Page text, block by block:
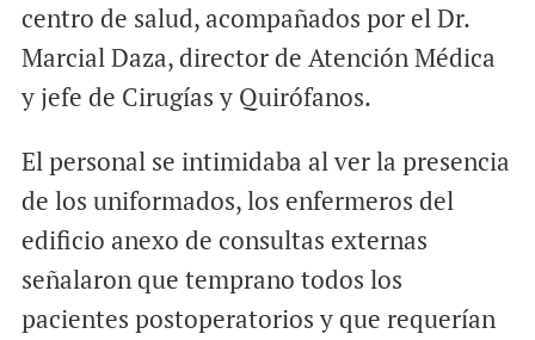
centro de salud, acompañados por el Dr.
Marcial Daza, director de Atención Médica
y jefe de Cirugías y Quirófanos.
El personal se intimidaba al ver la presencia
de los uniformados, los enfermeros del
edificio anexo de consultas externas
señalaron que temprano todos los
pacientes postoperatorios y que requerían